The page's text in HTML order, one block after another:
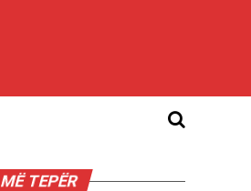
MË TEPËR